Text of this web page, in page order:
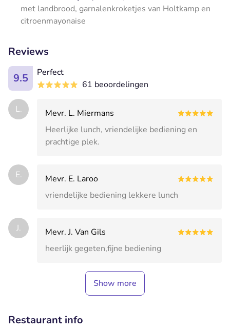
met landbrood, garnalenkroketjes van Holtkamp en
citroenmayonaise
Reviews
9.5
Perfect
61 beoordelingen
L.
Mevr. L. Miermans
Heerlijke lunch, vriendelijke bediening en
prachtige plek.
E.
Mevr. E. Laroo
vriendelijke bediening lekkere lunch
J.
Mevr. J. Van Gils
heerlijk gegeten,fijne bediening
Show more
Restaurant info